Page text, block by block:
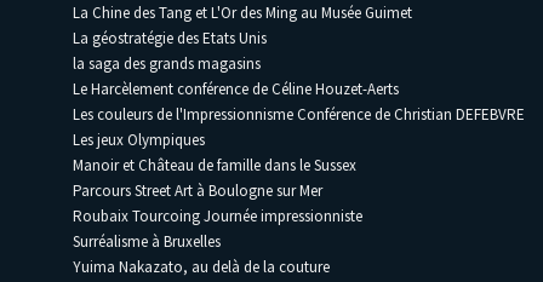
La Chine des Tang et L'Or des Ming au Musée Guimet
La géostratégie des Etats Unis
la saga des grands magasins
Le Harcèlement conférence de Céline Houzet-Aerts
Les couleurs de l'Impressionnisme Conférence de Christian DEFEBVRE
Les jeux Olympiques
Manoir et Château de famille dans le Sussex
Parcours Street Art à Boulogne sur Mer
Roubaix Tourcoing Journée impressionniste
Surréalisme à Bruxelles
Yuima Nakazato, au delà de la couture